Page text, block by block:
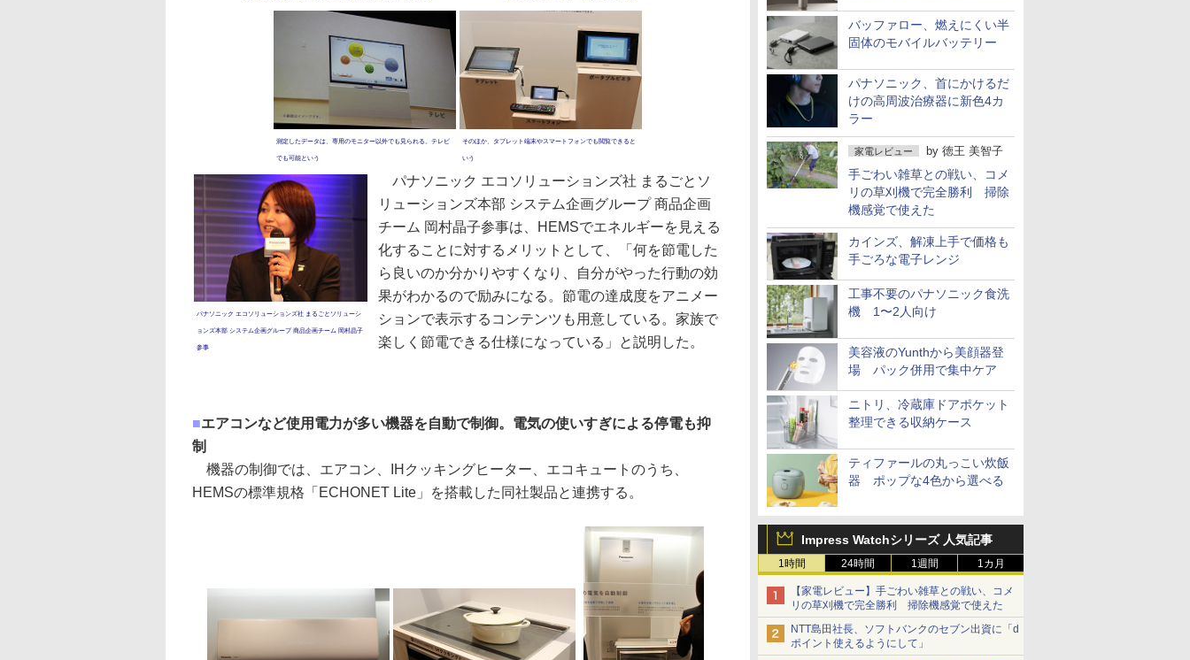
バッファロー、燃えにくい半
固体のモバイルバッテリー
パナソニック、首にかけるだ
けの高周波治療器に新色4カ
ラー
家電レビュー by 徳王 美智子
手ごわい雑草との戦い、コメ
リの草刈機で完全勝利 掃除
機感覚で使えた
カインズ、解凍上手で価格も
手ごろな電子レンジ
工事不要のパナソニック食洗
機 1〜2人向け
美容液のYunthから美顔器登
場 パック併用で集中ケア
ニトリ、冷蔵庫ドアポケット
整理できる収納ケース
ティファールの丸っこい炊飯
器 ポップな4色から選べる
Impress Watchシリーズ 人気記事
1時間 24時間 1週間 1カ月
【家電レビュー】手ごわい雑草との戦い、コメ
リの草刈機で完全勝利 掃除機感覚で使えた
NTT島田社長、ソフトバンクのセブン出資に「d
ポイント使えるようにして」
測定したデータは、専用のモニター以外でも見られる。テレビ
でも可能という
そのほか、タブレット端末やスマートフォンでも閲覧できると
いう
パナソニック エコソリューションズ社 まるごとソリューシ
ョンズ本部 システム企画グループ 商品企画チーム 岡村晶子
参事
パナソニック エコソリューションズ社 まるごとソ
リューションズ本部 システム企画グループ 商品企画
チーム 岡村晶子参事は、HEMSでエネルギーを見える
化することに対するメリットとして、「何を節電した
ら良いのか分かりやすくなり、自分がやった行動の効
果がわかるので励みになる。節電の達成度をアニメー
ションで表示するコンテンツも用意している。家族で
楽しく節電できる仕様になっている」と説明した。
■エアコンなど使用電力が多い機器を自動で制御。電気の使いすぎによる停電も抑
制
機器の制御では、エアコン、IHクッキングヒーター、エコキュートのうち、
HEMSの標準規格「ECHONET Lite」を搭載した同社製品と連携する。